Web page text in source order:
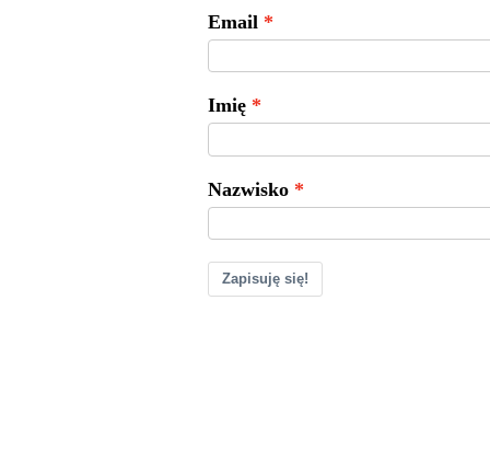
Email
Imię
Nazwisko
Zapisuję się!